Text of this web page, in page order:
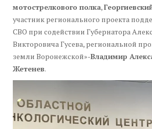
мотострелкового полка,
участник регионального проекта
СВО при содействии Губернатора
Викторовича Гусева, региональной
земли Воронежской»-Владимир
Жетенев.